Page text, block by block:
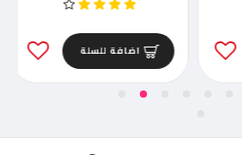
اضافة للسلة